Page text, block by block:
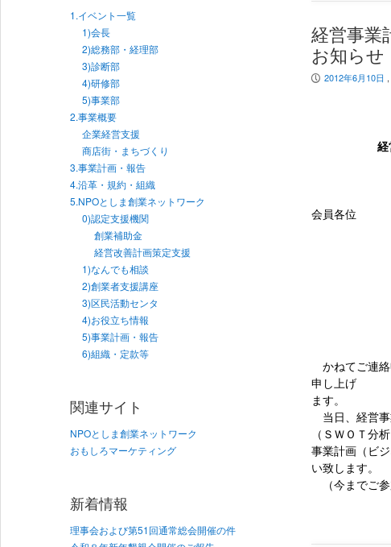
1.イベント一覧
1)会長
2)総務部・経理部
3)診断部
4)研修部
5)事業部
2.事業概要
企業経営支援
商店街・まちづくり
3.事業計画・報告
4.沿革・規約・組織
5.NPOとしま創業ネットワーク
0)認定支援機関
創業補助金
経営改善計画策定支援
1)なんでも相談
2)創業者支援講座
3)区民活動センタ
4)お役立ち情報
5)事業計画・報告
6)組織・定款等
関連サイト
NPOとしま創業ネットワーク
おもしろマーケティング
新着情報
理事会および第51回通常総会開催の件
経営事業
お知らせ
P 2012年6月10日
会員各位
かねてご連
申し上げ
ます。
当日、経営
（ＳＷＯＴ分
事業計画（ビ
い致します。
（今までご参